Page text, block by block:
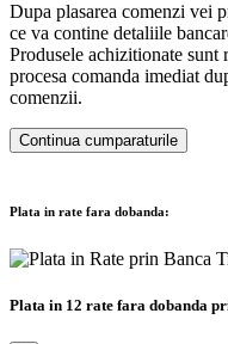
Dupa plasarea comenzi vei
ce va contine detaliile
Produsele achizitionate
procesa comanda imediat
comenzii.
Continua cumparaturile
Plata in rate fara dobanda:
Plata in 12 rate fara dobanda